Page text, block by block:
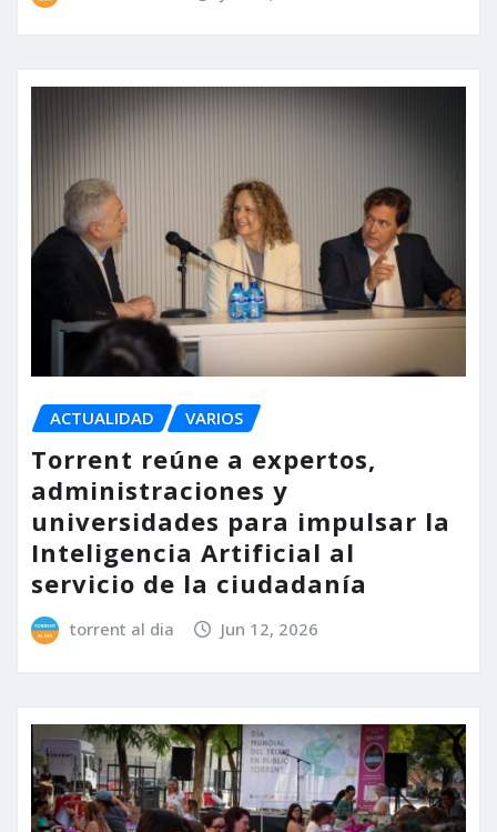
ACTUALIDAD VARIOS
Torrent reúne a expertos,
administraciones y
universidades para impulsar la
Inteligencia Artificial al
servicio de la ciudadanía
torrent al dia Jun 12, 2026